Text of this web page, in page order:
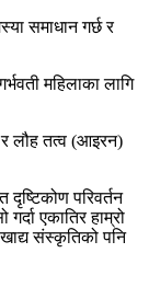
समाधान गर्छ र
महिलाका लागि
र लौह तत्व (आइरन)
दृष्टिकोण परिवर्तन
एकातिर हाम्रो
संस्कृतिको पनि